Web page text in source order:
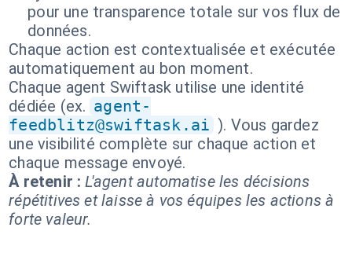
pour une transparence totale sur vos flux de
données.
Chaque action est contextualisée et exécutée
automatiquement au bon moment.
Chaque agent Swiftask utilise une identité
dédiée (ex. agent-
feedblitz@swiftask.ai ). Vous gardez
une visibilité complète sur chaque action et
chaque message envoyé.
À retenir : L'agent automatise les décisions
répétitives et laisse à vos équipes les actions à
forte valeur.